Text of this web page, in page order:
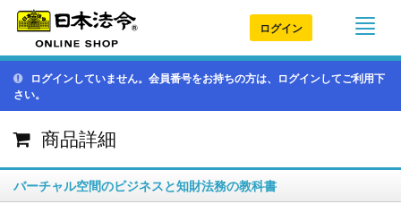
ログイン
ログインしていません。会員番号をお持ちの方は、ログインしてご利用下
さい。
商品詳細
バーチャル空間のビジネスと知財法務の教科書